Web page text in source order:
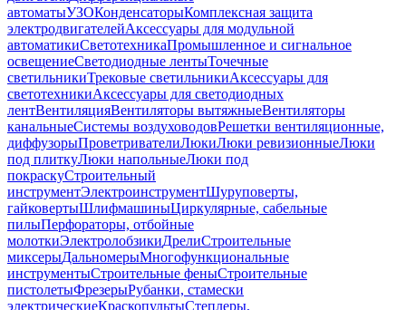
автоматыУЗОКонденсаторыКомплексная защита
электродвигателейАксессуары для модульной
автоматикиСветотехникаПромышленное и сигнальное
освещениеСветодиодные лентыТочечные
светильникиТрековые светильникиАксессуары для
светотехникиАксессуары для светодиодных
лентВентиляцияВентиляторы вытяжныеВентиляторы
канальныеСистемы воздуховодовРешетки вентиляционные,
диффузорыПроветривателиЛюкиЛюки ревизионныеЛюки
под плиткуЛюки напольныеЛюки под
покраскуСтроительный
инструментЭлектроинструментШуруповерты,
гайковертыШлифмашиныЦиркулярные, сабельные
пилыПерфораторы, отбойные
молоткиЭлектролобзикиДрелиСтроительные
миксерыДальномерыМногофункциональные
инструментыСтроительные феныСтроительные
пистолетыФрезерыРубанки, стамески
электрическиеКраскопультыСтеплеры,